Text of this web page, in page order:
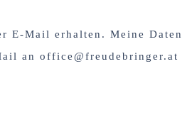
E-Mail erhalten. Meine Daten
an office@freudebringer.at